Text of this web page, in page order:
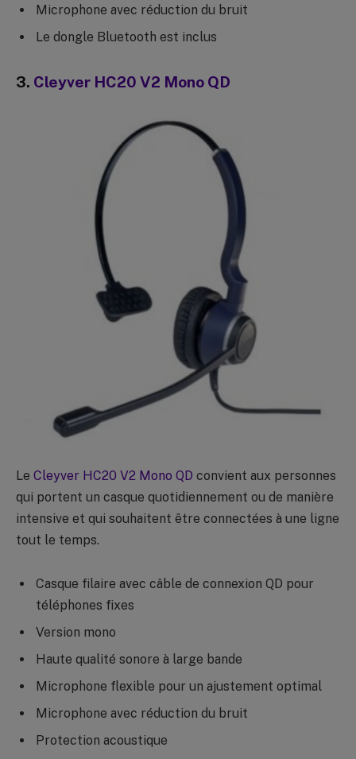
Microphone avec réduction du bruit
Le dongle Bluetooth est inclus
3. Cleyver HC20 V2 Mono QD
Le Cleyver HC20 V2 Mono QD convient aux personnes
qui portent un casque quotidiennement ou de manière
intensive et qui souhaitent être connectées à une ligne
tout le temps.
Casque filaire avec câble de connexion QD pour
téléphones fixes
Version mono
Haute qualité sonore à large bande
Microphone flexible pour un ajustement optimal
Microphone avec réduction du bruit
Protection acoustique